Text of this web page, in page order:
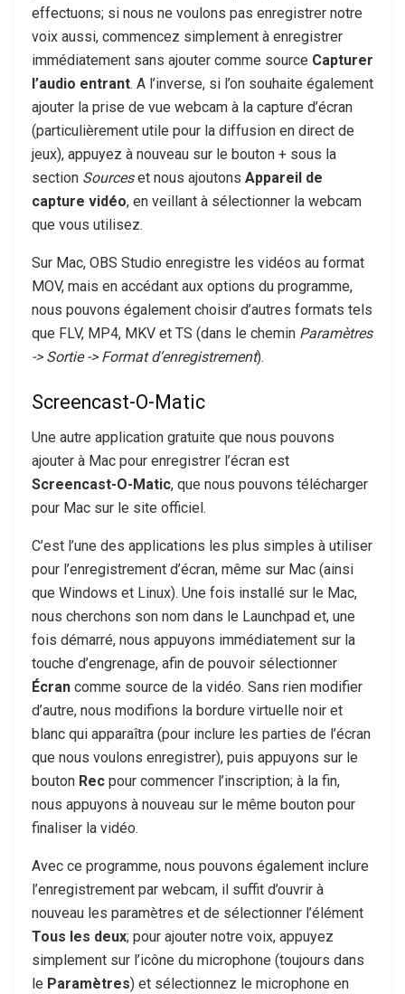
effectuons; si nous ne voulons pas enregistrer notre
voix aussi, commencez simplement à enregistrer
immédiatement sans ajouter comme source Capturer
l’audio entrant. A l’inverse, si l’on souhaite également
ajouter la prise de vue webcam à la capture d’écran
(particulièrement utile pour la diffusion en direct de
jeux), appuyez à nouveau sur le bouton + sous la
section Sourceset nous ajoutons Appareil de
capture vidéo, en veillant à sélectionner la webcam
que vous utilisez.
Sur Mac, OBS Studio enregistre les vidéos au format
MOV, mais en accédant aux options du programme,
nous pouvons également choisir d’autres formats tels
que FLV, MP4, MKV et TS (dans le chemin Paramètres
-> Sortie -> Format d’enregistrement).
Screencast-O-Matic
Une autre application gratuite que nous pouvons
ajouter à Mac pour enregistrer l’écran est
Screencast-O-Matic, que nous pouvons télécharger
pour Mac sur le site officiel.
C’est l’une des applications les plus simples à utiliser
pour l’enregistrement d’écran, même sur Mac (ainsi
que Windows et Linux). Une fois installé sur le Mac,
nous cherchons son nom dans le Launchpad et, une
fois démarré, nous appuyons immédiatement sur la
touche d’engrenage, afin de pouvoir sélectionner
Écran comme source de la vidéo. Sans rien modifier
d’autre, nous modifions la bordure virtuelle noir et
blanc qui apparaîtra (pour inclure les parties de l’écran
que nous voulons enregistrer), puis appuyons sur le
bouton Rec pour commencer l’inscription; à la fin,
nous appuyons à nouveau sur le même bouton pour
finaliser la vidéo.
Avec ce programme, nous pouvons également inclure
l’enregistrement par webcam, il suffit d’ouvrir à
nouveau les paramètres et de sélectionner l’élément
Tous les deux; pour ajouter notre voix, appuyez
simplement sur l’icône du microphone (toujours dans
le Paramètres) et sélectionnez le microphone en